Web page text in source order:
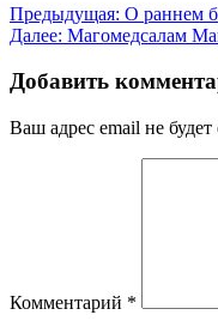
Навигация
по
записям
Предыдущая: О раннем
Далее: Магомедсалам
Добавить
Ваш адрес email не
Комментарий *